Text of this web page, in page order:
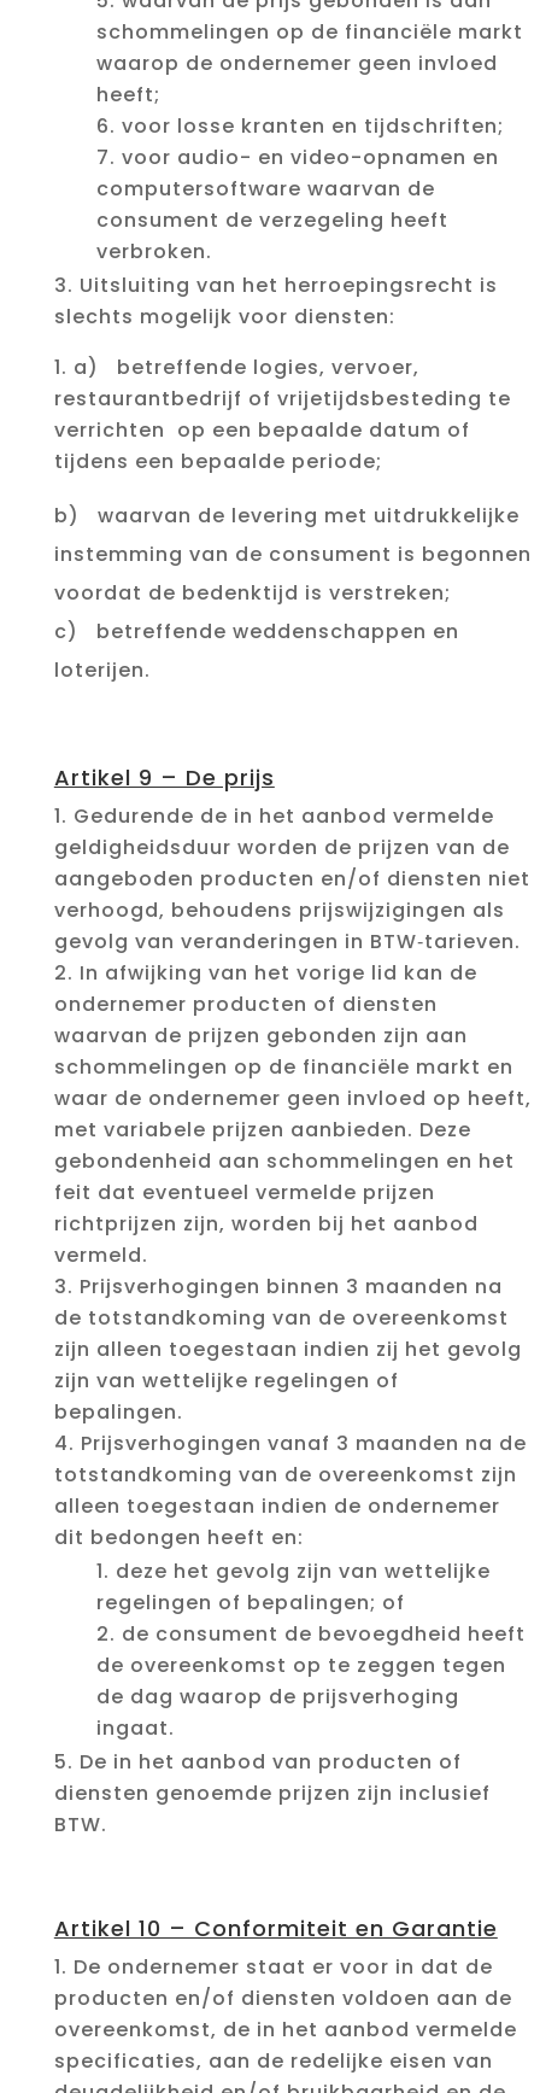
schommelingen op de financiële markt
waarop de ondernemer geen invloed
heeft;
voor losse kranten en tijdschriften;
voor audio- en video-opnamen en
computersoftware waarvan de
consument de verzegeling heeft
verbroken.
Uitsluiting van het herroepingsrecht is
slechts mogelijk voor diensten:
a) betreffende logies, vervoer,
restaurantbedrijf of vrijetijdsbesteding te
verrichten op een bepaalde datum of
tijdens een bepaalde periode;
b) waarvan de levering met uitdrukkelijke
instemming van de consument is begonnen
voordat de bedenktijd is verstreken;
c) betreffende weddenschappen en
loterijen.
Artikel 9 – De prijs
Gedurende de in het aanbod vermelde
geldigheidsduur worden de prijzen van de
aangeboden producten en/of diensten niet
verhoogd, behoudens prijswijzigingen als
gevolg van veranderingen in BTW‑tarieven.
In afwijking van het vorige lid kan de
ondernemer producten of diensten
waarvan de prijzen gebonden zijn aan
schommelingen op de financiële markt en
waar de ondernemer geen invloed op heeft,
met variabele prijzen aanbieden. Deze
gebondenheid aan schommelingen en het
feit dat eventueel vermelde prijzen
richtprijzen zijn, worden bij het aanbod
vermeld.
Prijsverhogingen binnen 3 maanden na
de totstandkoming van de overeenkomst
zijn alleen toegestaan indien zij het gevolg
zijn van wettelijke regelingen of
bepalingen.
Prijsverhogingen vanaf 3 maanden na de
totstandkoming van de overeenkomst zijn
alleen toegestaan indien de ondernemer
dit bedongen heeft en:
deze het gevolg zijn van wettelijke
regelingen of bepalingen; of
de consument de bevoegdheid heeft
de overeenkomst op te zeggen tegen
de dag waarop de prijsverhoging
ingaat.
De in het aanbod van producten of
diensten genoemde prijzen zijn inclusief
BTW.
Artikel 10 – Conformiteit en Garantie
De ondernemer staat er voor in dat de
producten en/of diensten voldoen aan de
overeenkomst, de in het aanbod vermelde
specificaties, aan de redelijke eisen van